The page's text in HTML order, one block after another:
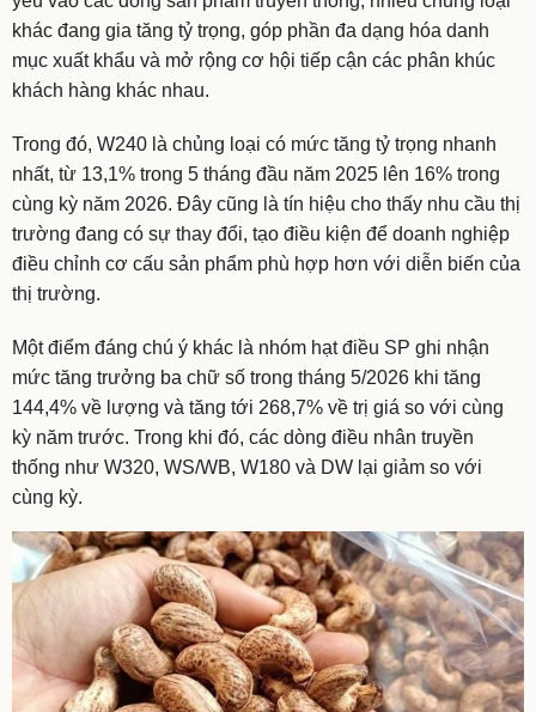
khác đang gia tăng tỷ trọng, góp phần đa dạng hóa danh
mục xuất khẩu và mở rộng cơ hội tiếp cận các phân khúc
khách hàng khác nhau.
Trong đó, W240 là chủng loại có mức tăng tỷ trọng nhanh
nhất, từ 13,1% trong 5 tháng đầu năm 2025 lên 16% trong
cùng kỳ năm 2026. Đây cũng là tín hiệu cho thấy nhu cầu thị
trường đang có sự thay đổi, tạo điều kiện để doanh nghiệp
điều chỉnh cơ cấu sản phẩm phù hợp hơn với diễn biến của
thị trường.
Một điểm đáng chú ý khác là nhóm hạt điều SP ghi nhận
mức tăng trưởng ba chữ số trong tháng 5/2026 khi tăng
144,4% về lượng và tăng tới 268,7% về trị giá so với cùng
kỳ năm trước. Trong khi đó, các dòng điều nhân truyền
thống như W320, WS/WB, W180 và DW lại giảm so với
cùng kỳ.